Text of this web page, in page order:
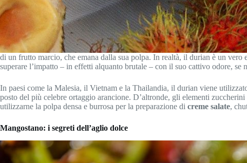
di un frutto marcio, che emana dalla sua polpa. In realtà, il durian è un
superare l’impatto – in effetti alquanto brutale – con il suo cattivo odore, se
In paesi come la Malesia, il Vietnam e la Thailandia, il durian viene
posto del più celebre ortaggio arancione. D’altronde, gli elementi
utilizzarne la polpa densa e burrosa per la preparazione di creme salate,
Mangostano: i segreti dell’aglio dolce